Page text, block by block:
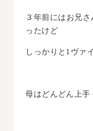
３年前にはお兄
ったけど
しっかりと1ヴァ
母はどんどん上